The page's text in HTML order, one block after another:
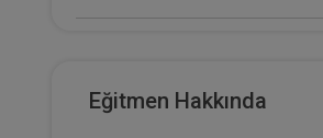
Eğitmen Hakkında